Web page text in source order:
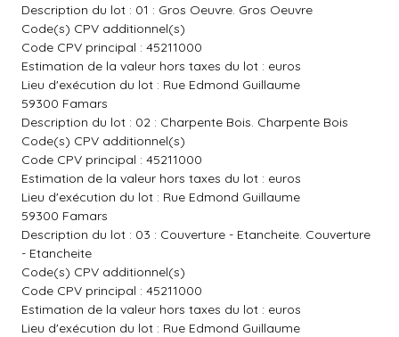
Description du lot : 01 : Gros Oeuvre. Gros Oeuvre
Code(s) CPV additionnel(s)
Code CPV principal : 45211000
Estimation de la valeur hors taxes du lot : euros
Lieu d'exécution du lot : Rue Edmond Guillaume
59300 Famars
Description du lot : 02 : Charpente Bois. Charpente Bois
Code(s) CPV additionnel(s)
Code CPV principal : 45211000
Estimation de la valeur hors taxes du lot : euros
Lieu d'exécution du lot : Rue Edmond Guillaume
59300 Famars
Description du lot : 03 : Couverture - Etancheite. Couverture
- Etancheite
Code(s) CPV additionnel(s)
Code CPV principal : 45211000
Estimation de la valeur hors taxes du lot : euros
Lieu d'exécution du lot : Rue Edmond Guillaume